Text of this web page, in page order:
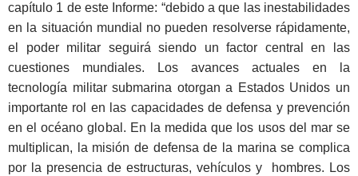
capítulo 1 de este Informe: “debido a que las inestabilidades
en la situación mundial no pueden resolverse rápidamente,
el poder militar seguirá siendo un factor central en las
cuestiones mundiales. Los avances actuales en la
tecnología militar submarina otorgan a Estados Unidos un
importante rol en las capacidades de defensa y prevención
en el océano global. En la medida que los usos del mar se
multiplican, la misión de defensa de la marina se complica
por la presencia de estructuras, vehículos y hombres. Los